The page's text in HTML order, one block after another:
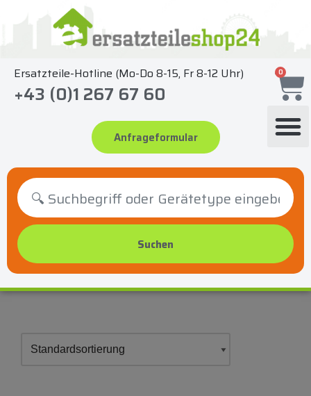
springen
Ersatzteile-Hotline (Mo-Do 8-15, Fr 8-12 Uhr)
+43 (0)1 267 67 60
Anfrageformular
0